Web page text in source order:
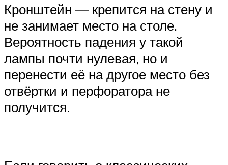
Кронштейн — крепится на стену и
не занимает место на столе.
Вероятность падения у такой
лампы почти нулевая, но и
перенести её на другое место без
отвёртки и перфоратора не
получится.